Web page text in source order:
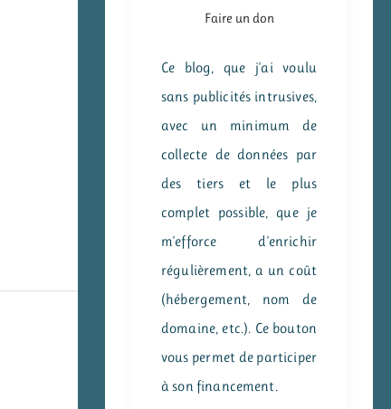
Faire un don
Ce blog, que j'ai voulu
sans publicités intrusives,
avec un minimum de
collecte de données par
des tiers et le plus
complet possible, que je
m'efforce d'enrichir
régulièrement, a un coût
(hébergement, nom de
domaine, etc.). Ce bouton
vous permet de participer
à son financement.